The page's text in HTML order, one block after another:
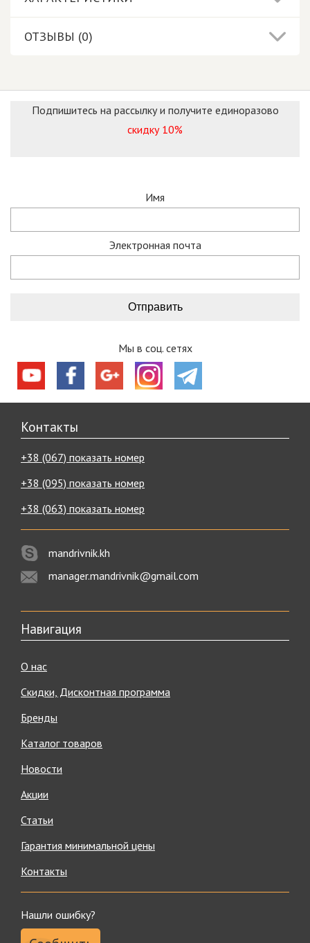
ОТЗЫВЫ (0)
Подпишитесь на рассылку и получите единоразово
скидку 10%
Имя
Электронная почта
Мы в соц. сетях
Контакты
+38 (067) показать номер
+38 (095) показать номер
+38 (063) показать номер
mandrivnik.kh
manager.mandrivnik@gmail.com
Навигация
О нас
Скидки, Дисконтная программа
Бренды
Каталог товаров
Новости
Акции
Статьи
Гарантия минимальной цены
Контакты
Нашли ошибку?